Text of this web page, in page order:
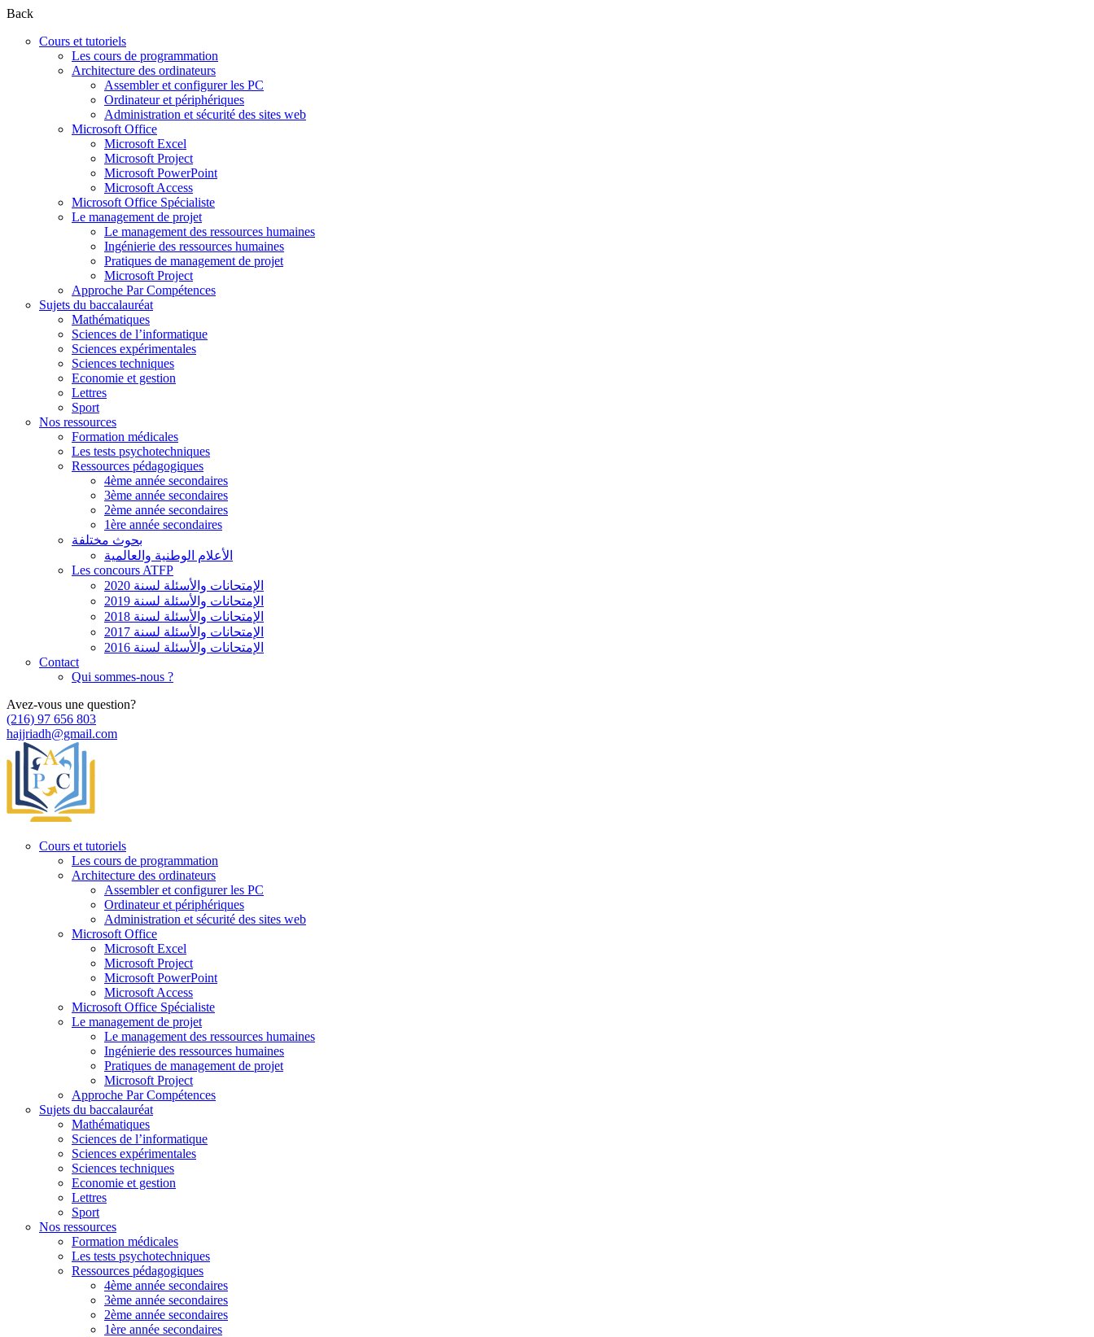
Back
Cours et tutoriels
Les cours de programmation
Architecture des ordinateurs
Assembler et configurer les PC
Ordinateur et périphériques
Administration et sécurité des sites web
Microsoft Office
Microsoft Excel
Microsoft Project
Microsoft PowerPoint
Microsoft Access
Microsoft Office Spécialiste
Le management de projet
Le management des ressources humaines
Ingénierie des ressources humaines
Pratiques de management de projet
Microsoft Project
Approche Par Compétences
Sujets du baccalauréat
Mathématiques
Sciences de l’informatique
Sciences expérimentales
Sciences techniques
Economie et gestion
Lettres
Sport
Nos ressources
Formation médicales
Les tests psychotechniques
Ressources pédagogiques
4ème année secondaires
3ème année secondaires
2ème année secondaires
1ère année secondaires
بحوث مختلفة
الأعلام الوطنية والعالمية
Les concours ATFP
الإمتحانات والأسئلة لسنة 2020
الإمتحانات والأسئلة لسنة 2019
الإمتحانات والأسئلة لسنة 2018
الإمتحانات والأسئلة لسنة 2017
الإمتحانات والأسئلة لسنة 2016
Contact
Qui sommes-nous ?
Avez-vous une question?
(216) 97 656 803
hajjriadh@gmail.com
Cours et tutoriels
Les cours de programmation
Architecture des ordinateurs
Assembler et configurer les PC
Ordinateur et périphériques
Administration et sécurité des sites web
Microsoft Office
Microsoft Excel
Microsoft Project
Microsoft PowerPoint
Microsoft Access
Microsoft Office Spécialiste
Le management de projet
Le management des ressources humaines
Ingénierie des ressources humaines
Pratiques de management de projet
Microsoft Project
Approche Par Compétences
Sujets du baccalauréat
Mathématiques
Sciences de l’informatique
Sciences expérimentales
Sciences techniques
Economie et gestion
Lettres
Sport
Nos ressources
Formation médicales
Les tests psychotechniques
Ressources pédagogiques
4ème année secondaires
3ème année secondaires
2ème année secondaires
1ère année secondaires